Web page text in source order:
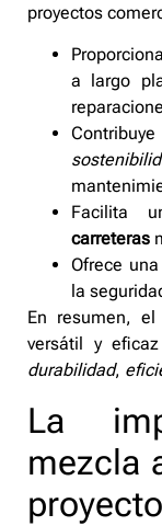
proyectos
Proporciona
a largo
Facilita
carreteras
Ofrece
la
En resumen,
versátil y
durabilidad,
La
mezcla